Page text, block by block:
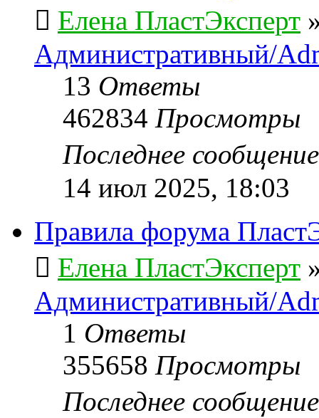
Елена ПластЭксперт
Административный/
13 Ответы
462834 Просмотры
Последнее
14 июл 2025, 18:03
Правила форума
Елена ПластЭксперт
Административный/
1 Ответы
355658 Просмотры
Последнее